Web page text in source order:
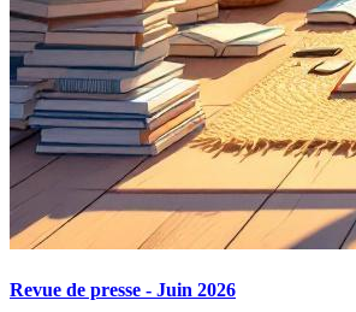
Revue de presse - Juin 2026